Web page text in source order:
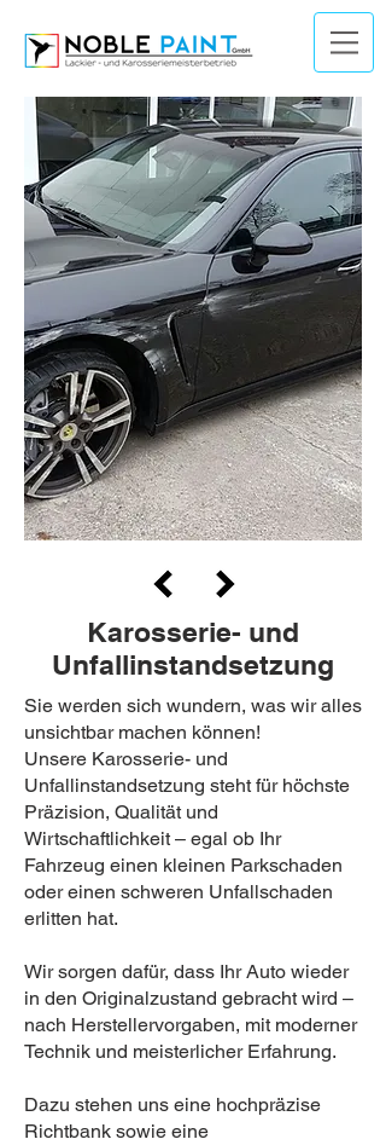
Karosserie- und
Unfallinstandsetzung
Sie werden sich wundern, was wir alles
unsichtbar machen können!
Unsere Karosserie- und
Unfallinstandsetzung steht für höchste
Präzision, Qualität und
Wirtschaftlichkeit – egal ob Ihr
Fahrzeug einen kleinen Parkschaden
oder einen schweren Unfallschaden
erlitten hat.
Wir sorgen dafür, dass Ihr Auto wieder
in den Originalzustand gebracht wird –
nach Herstellervorgaben, mit moderner
Technik und meisterlicher Erfahrung.
Dazu stehen uns eine hochpräzise
Richtbank sowie eine